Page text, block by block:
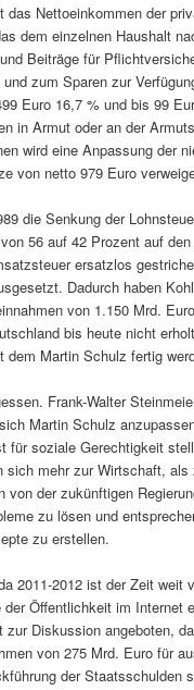
das Nettoeinkommen der
dem einzelnen Haushalt
Beiträge für
zum Sparen zur
Euro 16,7 % und bis 99
in Armut oder an der
wird eine Anpassung der
von netto 979 Euro
die Senkung der
56 auf 42 Prozent auf
ersatzlos
Dadurch haben
von 1.150 Mrd.
bis heute nicht
dem Martin Schulz fertig
Frank-Walter
Martin Schulz
für soziale Gerechtigkeit
sich mehr zur Wirtschaft,
von der zukünftigen
zu lösen und
zu erstellen.
2011-2012 ist der Zeit weit
der Öffentlichkeit im Internet
zur Diskussion angeboten,
von 275 Mrd. Euro für
der Staatsschulden